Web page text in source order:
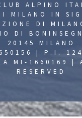
ALPINO
MILANO IN
DI
DI
20145 MILANO
| P.I.
MI-1660169 |
RESERVED